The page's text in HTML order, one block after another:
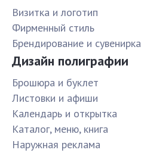
Визитка и логотип
Фирменный стиль
Брендирование и сувенирка
Дизайн полиграфии
Брошюра и буклет
Листовки и афиши
Календарь и открытка
Каталог, меню, книга
Наружная реклама